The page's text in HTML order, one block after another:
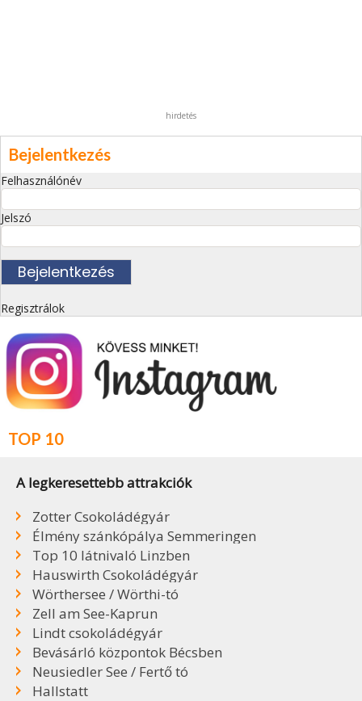
hirdetés
Bejelentkezés
Felhasználónév
Jelszó
Regisztrálok
TOP 10
A legkeresettebb attrakciók
Zotter Csokoládégyár
Élmény szánkópálya Semmeringen
Top 10 látnivaló Linzben
Hauswirth Csokoládégyár
Wörthersee / Wörthi-tó
Zell am See-Kaprun
Lindt csokoládégyár
Bevásárló központok Bécsben
Neusiedler See / Fertő tó
Hallstatt